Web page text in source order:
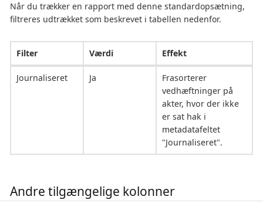
Når du trækker en rapport med denne standardopsætning,
filtreres udtrækket som beskrevet i tabellen nedenfor.
Filter Værdi Effekt
Journaliseret Ja
Frasorterer
vedhæftninger på
akter, hvor der ikke
er sat hak i
metadatafeltet
"Journaliseret".
Andre tilgængelige kolonner